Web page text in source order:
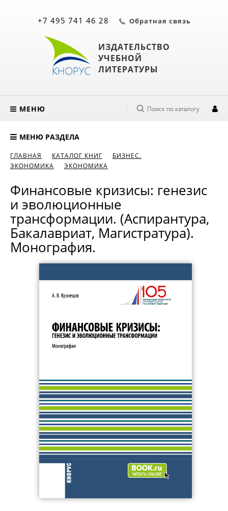
ИЗДАТЕЛЬСТВО
УЧЕБНОЙ
ЛИТЕРАТУРЫ
+7 495 741 46 28 Обратная связь
МЕНЮ Поиск по каталогу
МЕНЮ РАЗДЕЛА
ГЛАВНАЯ КАТАЛОГ КНИГ
БИЗНЕС.
ЭКОНОМИКА
ЭКОНОМИКА
Финансовые кризисы: генезис
и эволюционные
трансформации. (Аспирантура,
Бакалавриат, Магистратура).
Монография.